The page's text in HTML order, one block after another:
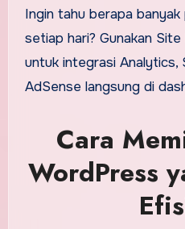
Ingin tahu berapa
setiap hari? Gunakan
untuk integrasi Analytics,
AdSense langsung di
Cara
WordPress